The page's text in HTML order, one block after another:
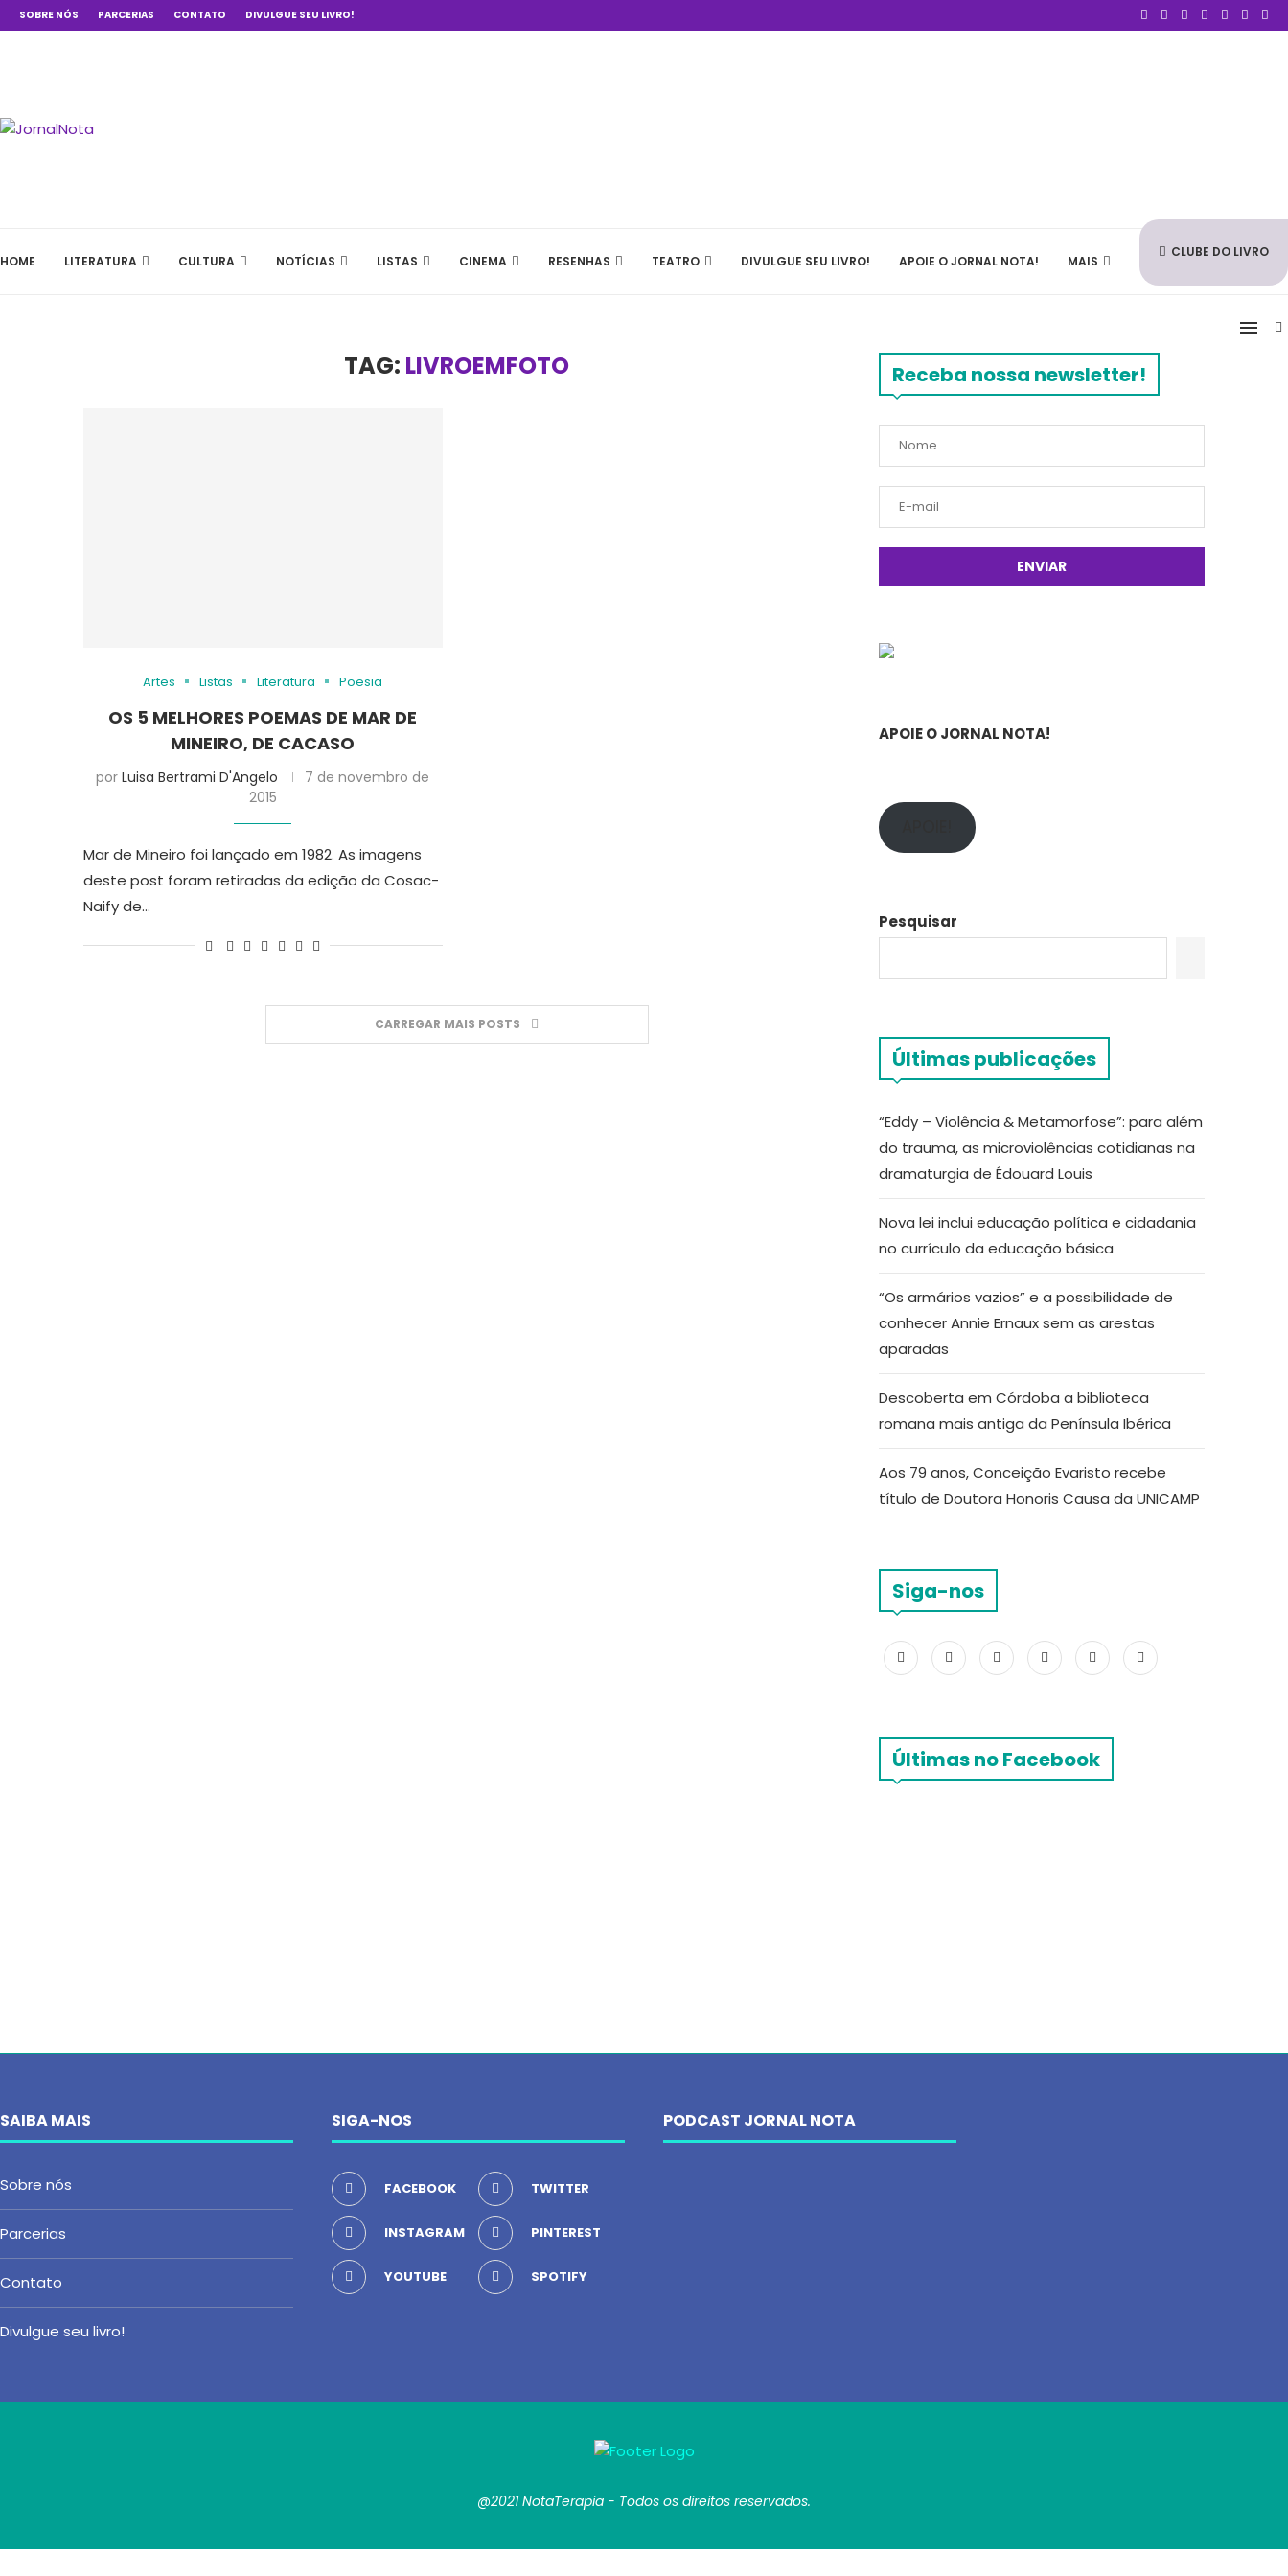
SOBRE NÓS PARCERIAS CONTATO DIVULGUE SEU LIVRO!
HOME LITERATURA CULTURA NOTÍCIAS LISTAS CINEMA RESENHAS TEATRO DIVULGUE SEU LIVRO! APOIE O JORNAL NOTA! MAIS
CLUBE DO LIVRO
TAG: LIVROEMFOTO
Artes Listas Literatura Poesia
OS 5 MELHORES POEMAS DE MAR DE
MINEIRO, DE CACASO
porLuisa Bertrami D'Angelo
7 de novembro de
2015
Mar de Mineiro foi lançado em 1982. As imagens
deste post foram retiradas da edição da Cosac-
Naify de…
CARREGAR MAIS POSTS
Receba nossa newsletter!
APOIE O JORNAL NOTA!
Pesquisar
Últimas publicações
“Eddy – Violência & Metamorfose”: para além
do trauma, as microviolências cotidianas na
dramaturgia de Édouard Louis
Nova lei inclui educação política e cidadania
no currículo da educação básica
“Os armários vazios” e a possibilidade de
conhecer Annie Ernaux sem as arestas
aparadas
Descoberta em Córdoba a biblioteca
romana mais antiga da Península Ibérica
Aos 79 anos, Conceição Evaristo recebe
título de Doutora Honoris Causa da UNICAMP
Siga-nos
Últimas no Facebook
SAIBA MAIS
Sobre nós
Parcerias
Contato
Divulgue seu livro!
SIGA-NOS
FACEBOOK TWITTER
INSTAGRAM PINTEREST
YOUTUBE SPOTIFY
PODCAST JORNAL NOTA
@2021 NotaTerapia - Todos os direitos reservados.